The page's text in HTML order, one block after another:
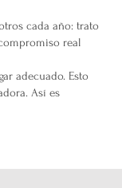
cada año: trato
real
adecuado. Esto
Así es